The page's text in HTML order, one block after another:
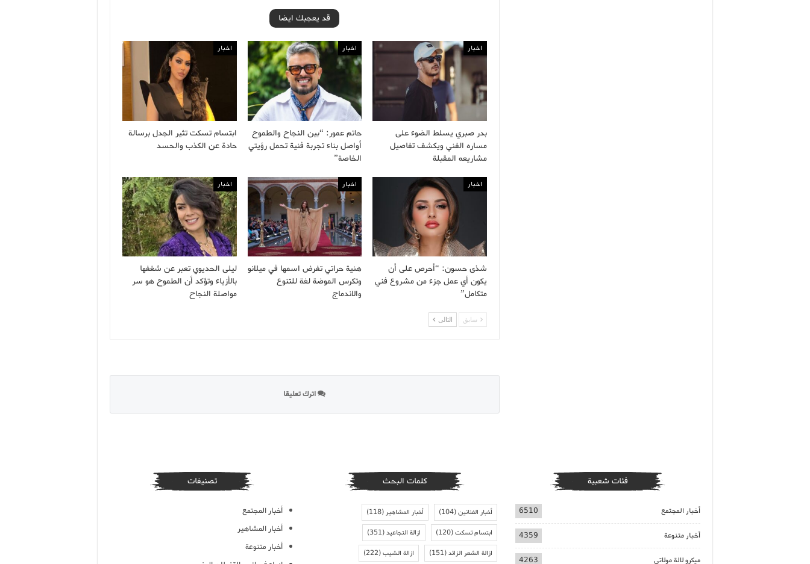
قد يعجبك ايضا
اخبار
بدر صبري يسلط الضوء على
مساره الفني ويكشف تفاصيل
مشاريعه المقبلة
اخبار
حاتم عمور: “بين النجاح والطموح
أواصل بناء تجربة فنية تحمل رؤيتي
الخاصة”
اخبار
ابتسام تسكت تثير الجدل برسالة
حادة عن الكذب والحسد
اخبار
شذى حسون: “أحرص على أن
يكون أي عمل جزء من مشروع فني
متكامل”
اخبار
هنية حراتي تفرض اسمها في ميلانو
وتكرس الموضة لغة للتنوع
والاندماج
اخبار
ليلى الحديوي تعبر عن شغفها
بالأزياء وتؤكد أن الطموح هو سر
مواصلة النجاح
سابق التالى
اترك تعليقا
فئات شعبية
أخبار المجتمع 6510
أخبار متنوعة 4359
ميكرو لالة مولاتي 4263
كلمات البحث
أخبار الفنانين(104) أخبار المشاهير(118)
ابتسام تسكت(120) ازالة التجاعيد(351)
ازالة الشعر الزائد(151) ازالة الشيب(222)
تصنيفات
أخبار المجتمع
أخبار المشاهير
أخبار متنوعة